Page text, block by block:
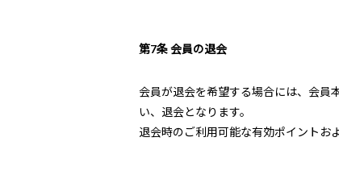
第7条 会員の退会
会員が退会を希望する場合には、会員
い、退会となります。
退会時のご利用可能な有効ポイントお